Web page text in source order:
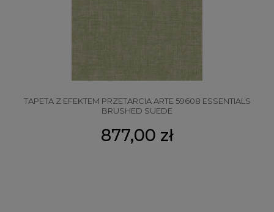
TAPETA Z EFEKTEM PRZETARCIA ARTE 59608 ESSENTIALS
BRUSHED SUEDE
877,00 zł